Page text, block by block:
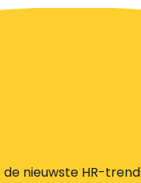
nieuwste HR-